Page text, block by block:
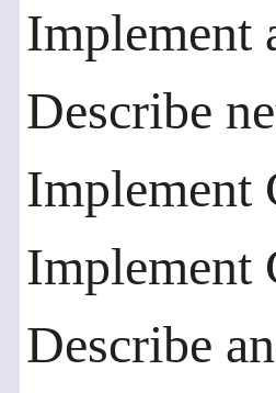
Implement
Describe
Implement
Implement
Describe